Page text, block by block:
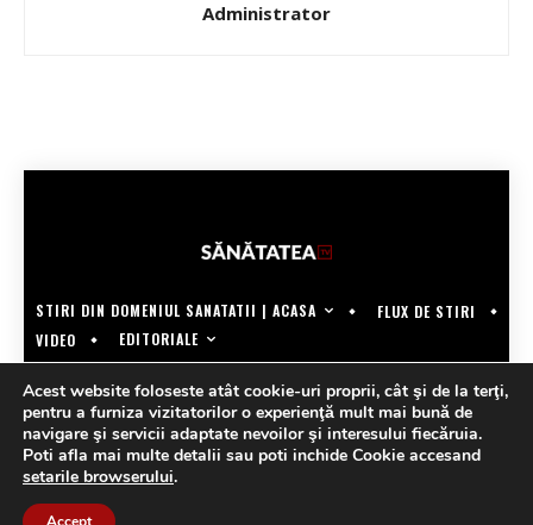
Administrator
STIRI DIN DOMENIUL SANATATII | ACASA
FLUX DE STIRI
VIDEO
EDITORIALE
Acest website foloseste atât cookie-uri proprii, cât şi de la terţi,
pentru a furniza vizitatorilor o experienţă mult mai bună de
navigare şi servicii adaptate nevoilor şi interesului fiecăruia.
Poti afla mai multe detalii sau poti inchide Cookie accesand
setarile browserului.